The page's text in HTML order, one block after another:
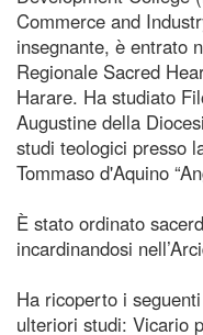
Commerce and
insegnante, è entrato
Regionale Sacred
Harare. Ha studiato
Augustine della
studi teologici presso
Tommaso d'Aquino
È stato ordinato
incardinandosi
Ha ricoperto i
ulteriori studi: Vicario